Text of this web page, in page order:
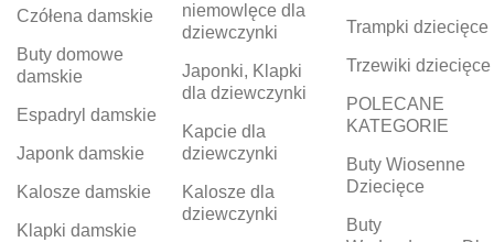
Czółena damskie
Buty domowe
damskie
Espadryl damskie
Japonk damskie
Kalosze damskie
Klapki damskie
niemowlęce dla
dziewczynki
Japonki, Klapki
dla dziewczynki
Kapcie dla
dziewczynki
Kalosze dla
dziewczynki
Trampki dziecięce
Trzewiki dziecięce
POLECANE
KATEGORIE
Buty Wiosenne
Dziecięce
Buty